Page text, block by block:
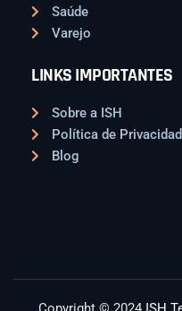
Saúde
Varejo
LINKS IMPORTANTES
Sobre a ISH
Política de
Blog